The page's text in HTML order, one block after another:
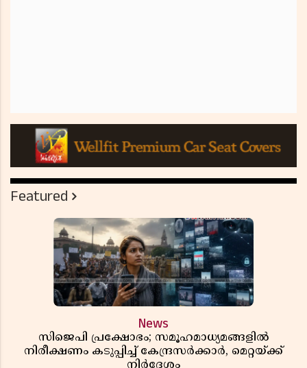
Featured
News
സിജെപി പ്രക്ഷോഭം; സമൂഹമാധ്യമങ്ങളിൽ
നിരീക്ഷണം കടുപ്പിച്ച് കേന്ദ്രസർക്കാർ, മെറ്റയ്ക്ക്
നിർദേശം